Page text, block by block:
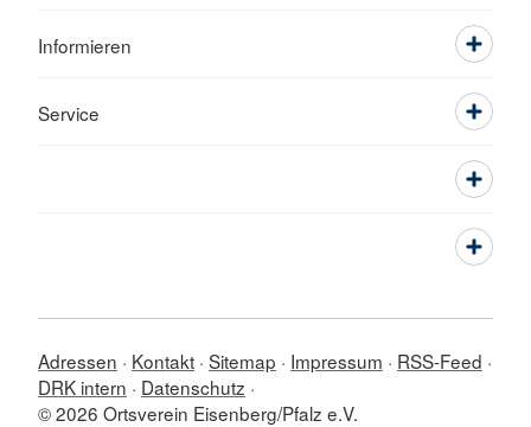
Informieren
Service
Adressen Kontakt Sitemap Impressum
RSS-Feed
DRK intern
Datenschutz
© 2026 Ortsverein Eisenberg/Pfalz e.V.